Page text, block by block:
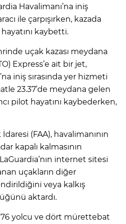
Havalimanı’na iniş
ile çarpışırken, kazada
kaybetti.
uçak kazası meydana
Express’e ait bir jet,
iniş sırasında yer hizmeti
23.37’de meydana gelen
pilot hayatını kaybederken,
(FAA), havalimanının
kapalı kalmasının
internet sitesi
uçakların diğer
veya kalkış
aktardı.
76 yolcu ve dört mürettebat